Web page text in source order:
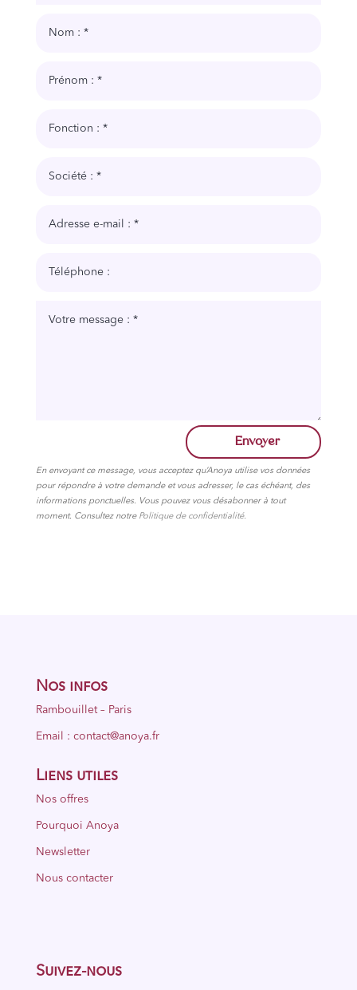
Envoyer
En envoyant ce message, vous acceptez qu’Anoya utilise vos données
pour répondre à votre demande et vous adresser, le cas échéant, des
informations ponctuelles. Vous pouvez vous désabonner à tout
moment. Consultez notre Politique de confidentialité.
Nos infos
Rambouillet – Paris
Email : contact@anoya.fr
Liens utiles
Nos offres
Pourquoi Anoya
Newsletter
Nous contacter
Suivez-nous